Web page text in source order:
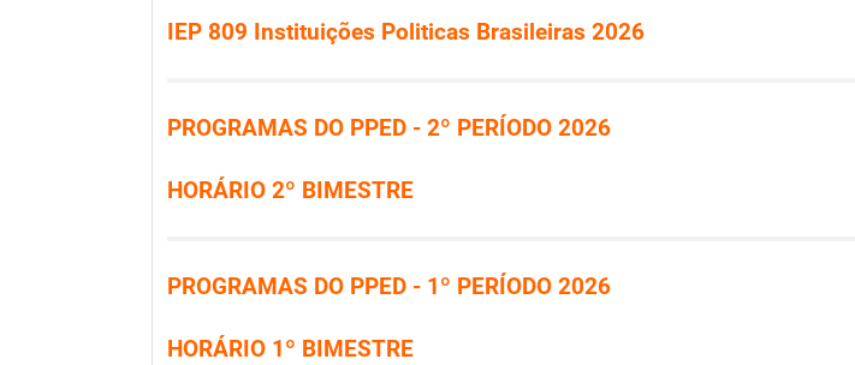
IEP 809 Instituições Politicas Brasileiras 2026
PROGRAMAS DO PPED - 2º PERÍODO 2026
HORÁRIO 2º BIMESTRE
PROGRAMAS DO PPED - 1º PERÍODO 2026
HORÁRIO 1º BIMESTRE